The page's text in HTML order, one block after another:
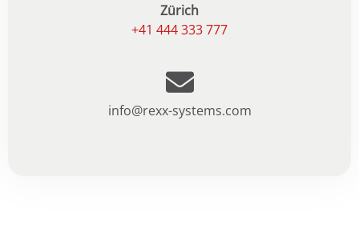
Zürich
+41 444 333 777
info@rexx-systems.com